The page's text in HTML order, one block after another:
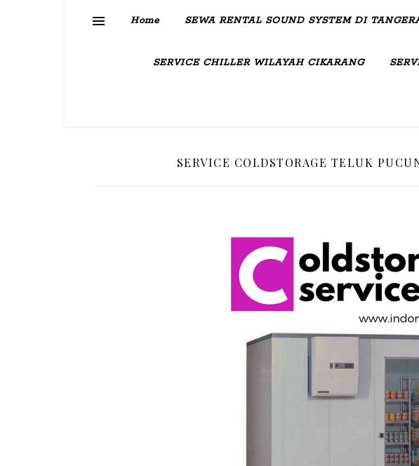
Home SEWA RENTAL SOUND SYSTEM DI
SERVICE CHILLER WILAYAH CIKARANG
SERVICE COLDSTORAGE TELUK